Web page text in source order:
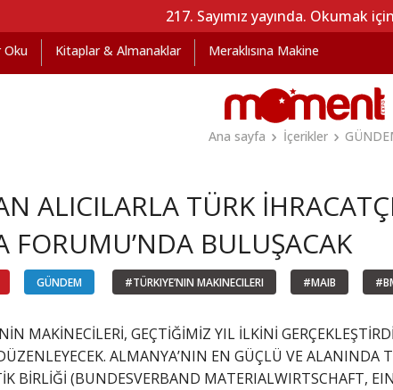
217. Sayımız yayında. Okumak
Oku Kitaplar & Almanaklar Meraklısına Makine
Ana sayfa
İçerikler
ALICILARLA TÜRK
FORUMU’NDA BULUŞACAK
GÜNDEM #TÜRKIYE’NIN MAKINECILERI #MAIB
MAKİNECİLERİ, GEÇTİĞİMİZ YIL İLKİNİ
ALMANYA’NIN EN GÜÇLÜ VE
BİRLİĞİ (BUNDESVERBAND MATERIALWIRTSCHAFT,